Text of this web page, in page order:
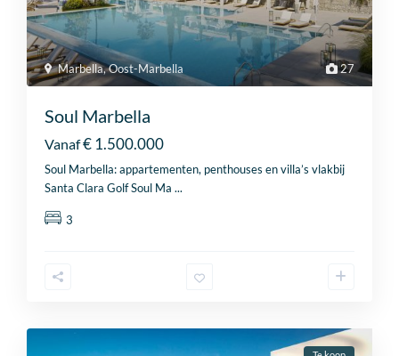
27
Marbella,Oost-Marbella
Soul Marbella
Vanaf€ 1.500.000
Soul Marbella: appartementen, penthouses en villa’s vlakbij
Santa Clara Golf Soul Ma...
3
Projectinformatie direct in uw inbox!